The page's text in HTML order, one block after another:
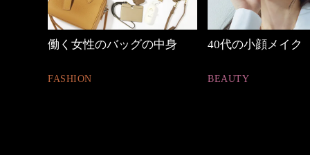
働く女性のバッグの中身
FASHION
40代の小顔メイク
BEAUTY